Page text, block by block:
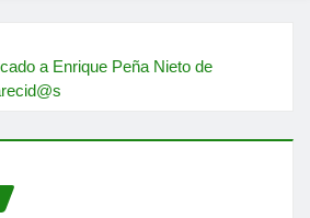
a Enrique Peña Nieto de